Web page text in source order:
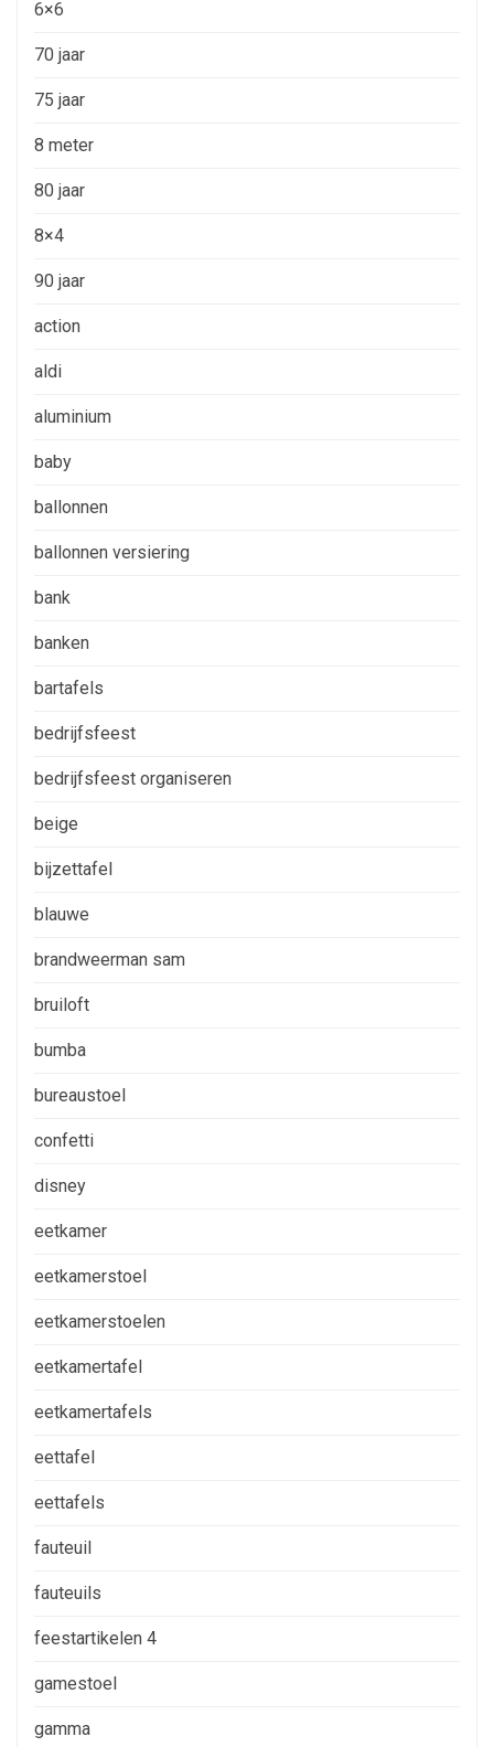
6×6
70 jaar
75 jaar
8 meter
80 jaar
8×4
90 jaar
action
aldi
aluminium
baby
ballonnen
ballonnen versiering
bank
banken
bartafels
bedrijfsfeest
bedrijfsfeest organiseren
beige
bijzettafel
blauwe
brandweerman sam
bruiloft
bumba
bureaustoel
confetti
disney
eetkamer
eetkamerstoel
eetkamerstoelen
eetkamertafel
eetkamertafels
eettafel
eettafels
fauteuil
fauteuils
feestartikelen 4
gamestoel
gamma